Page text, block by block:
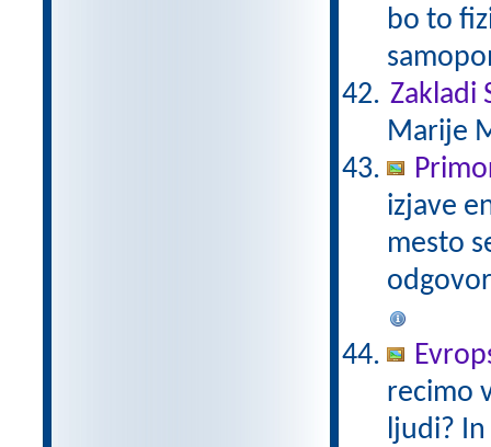
bo to
Zakladi
Marije
izjave
mesto
recimo
ljudi?